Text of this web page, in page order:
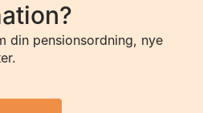
din pensionsordning, nye